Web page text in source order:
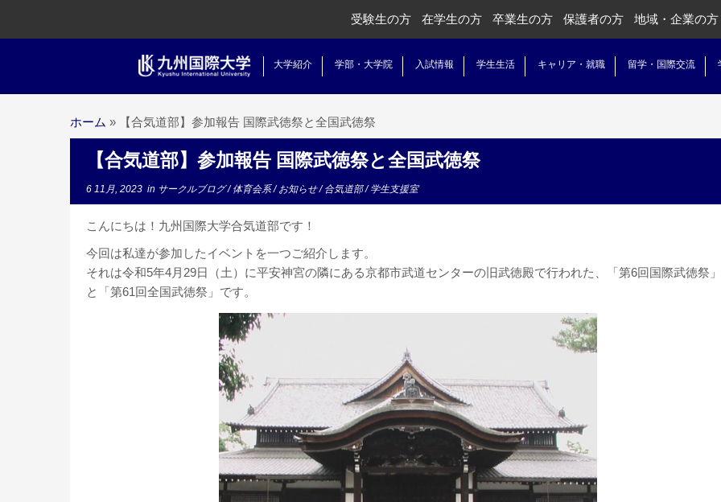
受験生の方 在学生の方 卒業生の方 保護者の方 地域・企業の方
大学紹介 学部・大学院 入試情報 学生生活 キャリア・就職 留学・国際交流
ホーム » 【合気道部】参加報告 国際武徳祭と全国武徳祭
【合気道部】参加報告 国際武徳祭と全国武徳祭
6 11月, 2023 in サークルブログ/体育会系/お知らせ/合気道部/学生支援室
こんにちは！九州国際大学合気道部です！
今回は私達が参加したイベントを一つご紹介します。
それは令和5年4月29日（土）に平安神宮の隣にある京都市武道センターの旧武徳殿で行われた、「第6回国際武徳祭」
と「第61回全国武徳祭」です。